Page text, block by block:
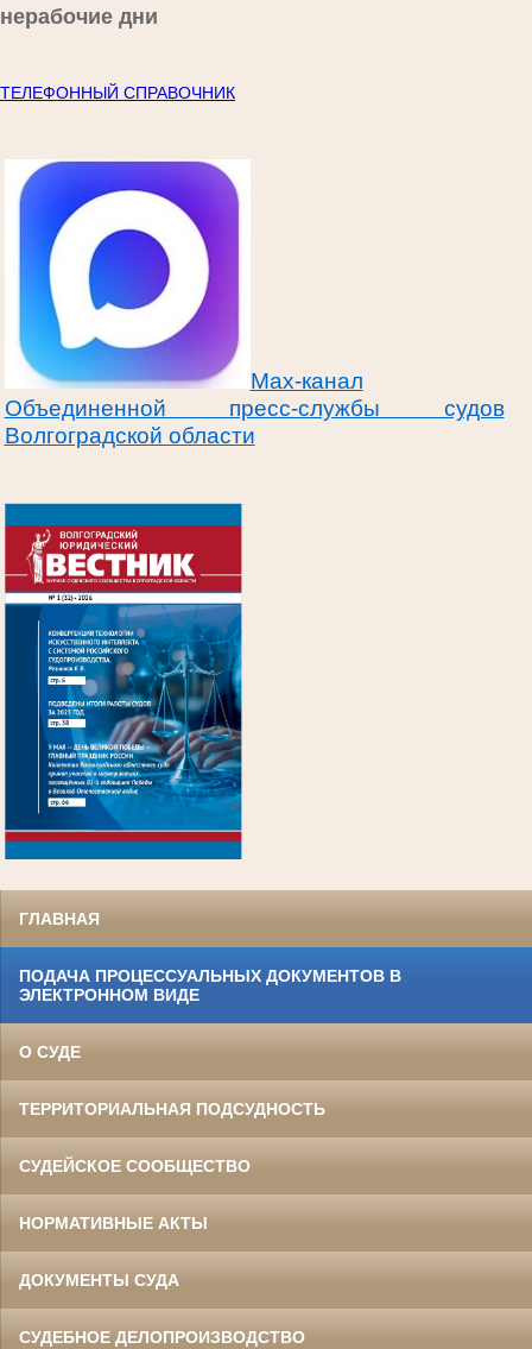
нерабочие дни
ТЕЛЕФОННЫЙ СПРАВОЧНИК
Max-канал
Объединенной пресс-службы судов
Волгоградской области
ГЛАВНАЯ
ПОДАЧА ПРОЦЕССУАЛЬНЫХ ДОКУМЕНТОВ В
ЭЛЕКТРОННОМ ВИДЕ
О СУДЕ
ТЕРРИТОРИАЛЬНАЯ ПОДСУДНОСТЬ
СУДЕЙСКОЕ СООБЩЕСТВО
НОРМАТИВНЫЕ АКТЫ
ДОКУМЕНТЫ СУДА
СУДЕБНОЕ ДЕЛОПРОИЗВОДСТВО